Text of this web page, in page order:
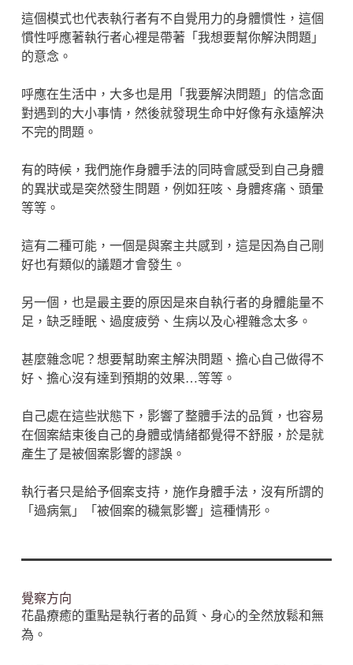
這個模式也代表執行者有不自覺用力的身體慣性，這個
慣性呼應著執行者心裡是帶著「我想要幫你解決問題」
的意念。
呼應在生活中，大多也是用「我要解決問題」的信念面
對遇到的大小事情，然後就發現生命中好像有永遠解決
不完的問題。
有的時候，我們施作身體手法的同時會感受到自己身體
的異狀或是突然發生問題，例如狂咳、身體疼痛、頭暈
等等。
這有二種可能，一個是與案主共感到，這是因為自己剛
好也有類似的議題才會發生。
另一個，也是最主要的原因是來自執行者的身體能量不
足，缺乏睡眠、過度疲勞、生病以及心裡雜念太多。
甚麼雜念呢？想要幫助案主解決問題、擔心自己做得不
好、擔心沒有達到預期的效果…等等。
自己處在這些狀態下，影響了整體手法的品質，也容易
在個案結束後自己的身體或情緒都覺得不舒服，於是就
產生了是被個案影響的謬誤。
執行者只是給予個案支持，施作身體手法，沒有所謂的
「過病氣」「被個案的穢氣影響」這種情形。
覺察方向
花晶療癒的重點是執行者的品質、身心的全然放鬆和無
為。